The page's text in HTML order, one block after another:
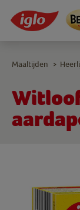
Maaltijden >